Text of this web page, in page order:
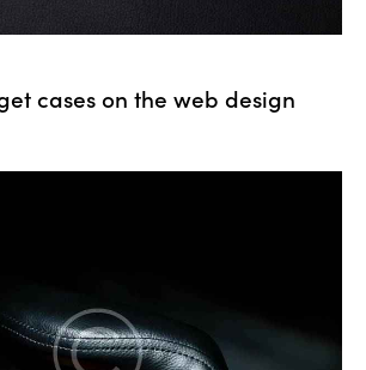
cases on the web design